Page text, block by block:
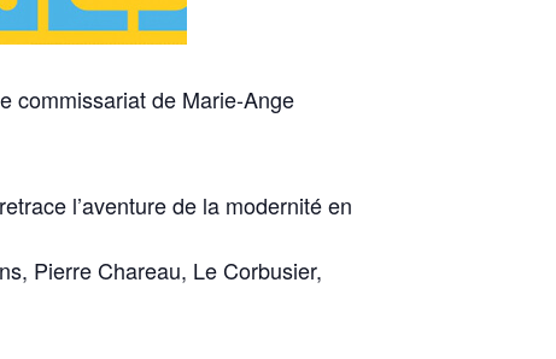
commissariat de Marie-Ange
l’aventure de la modernité en
Pierre Chareau, Le Corbusier,